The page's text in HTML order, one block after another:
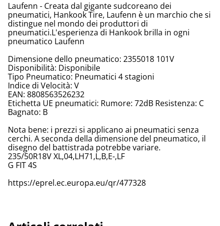
Laufenn - Creata dal gigante sudcoreano dei
pneumatici, Hankook Tire, Laufenn è un marchio che si
distingue nel mondo dei produttori di
pneumatici.L'esperienza di Hankook brilla in ogni
pneumatico Laufenn
Dimensione dello pneumatico: 2355018 101V
Disponibilità: Disponibile
Tipo Pneumatico: Pneumatici 4 stagioni
Indice di Velocità: V
EAN: 8808563526232
Etichetta UE pneumatici: Rumore: 72dB Resistenza: C
Bagnato: B
Nota bene: i prezzi si applicano ai pneumatici senza
cerchi. A seconda della dimensione del pneumatico, il
disegno del battistrada potrebbe variare.
235/50R18V XL,04,LH71,L,B,E-,LF
G FIT 4S
https://eprel.ec.europa.eu/qr/477328